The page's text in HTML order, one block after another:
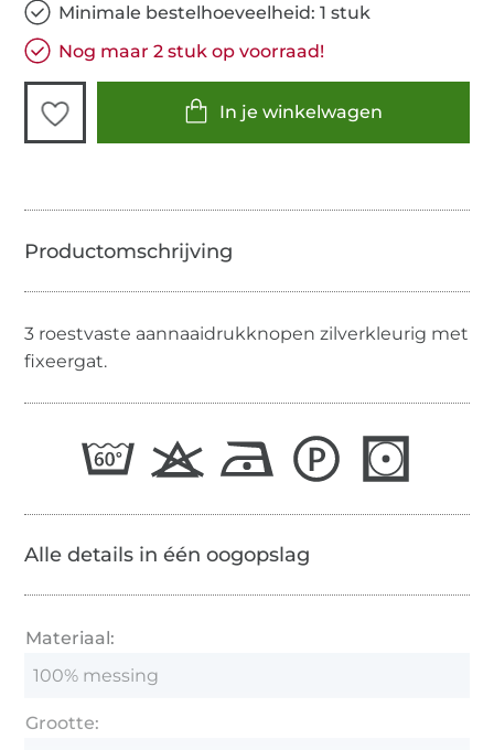
Minimale bestelhoeveelheid: 1 stuk
Nog maar 2 stuk op voorraad!
In je winkelwagen
3 roestvaste aannaaidrukknopen zilverkleurig met
fixeergat.
Alle details in één oogopslag
Materiaal:
100% messing
Grootte: